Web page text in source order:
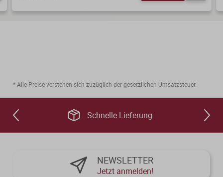
* Alle Preise verstehen sich zuzüglich der gesetzlichen Umsatzsteuer.
Schnelle Lieferung
NEWSLETTER
Jetzt anmelden!